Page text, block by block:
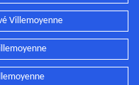
Villemoyenne